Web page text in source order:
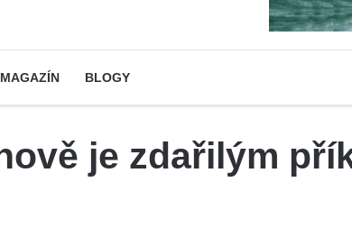
MAGAZÍN BLOGY
je zdařilým